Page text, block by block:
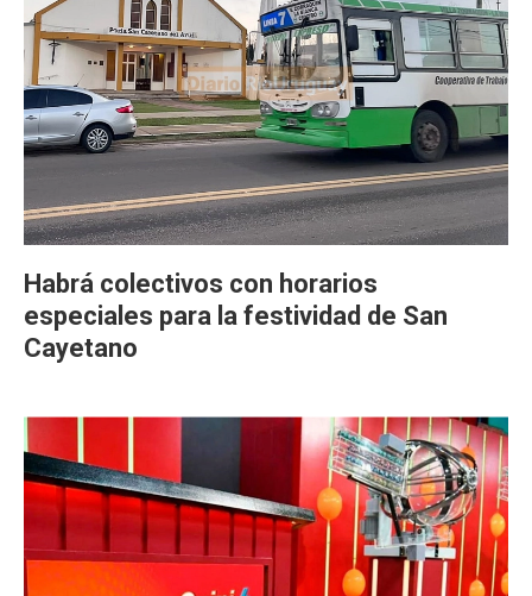
Habrá colectivos con horarios
especiales para la festividad de San
Cayetano